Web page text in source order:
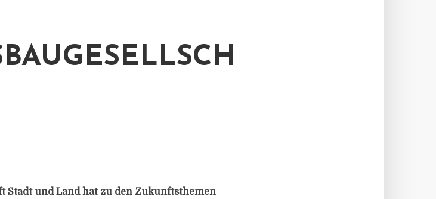
Stadt und Land hat zu den Zukunftsthemen